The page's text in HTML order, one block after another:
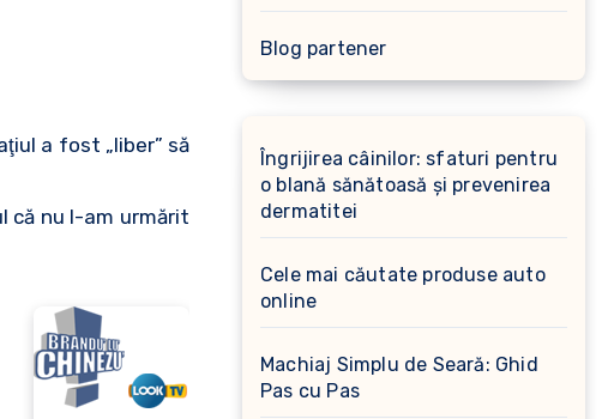
a fost „liber” să
că nu l-am urmărit
Blog partener
Îngrijirea câinilor: sfaturi pentru
o blană sănătoasă și prevenirea
dermatitei
Cele mai căutate produse auto
online
Machiaj Simplu de Seară: Ghid
Pas cu Pas